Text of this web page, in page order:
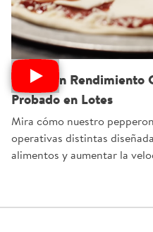
Obtén un Rendimiento
Probado en Lotes
Mira cómo nuestro
operativas distintas
alimentos y aumentar la